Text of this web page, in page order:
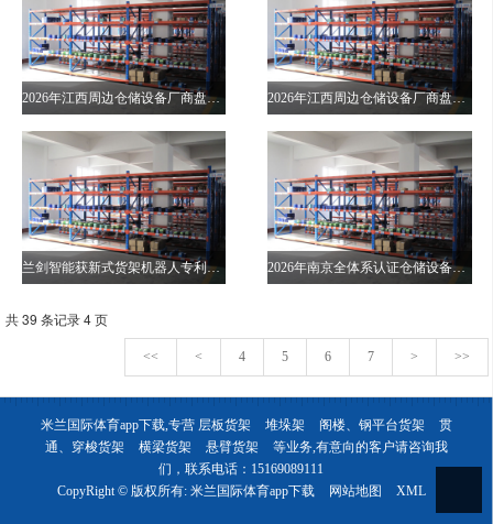
2026年江西周边仓储设备厂商盘点 冠唯科技值得关注 2026年江西周边仓储设备厂商盘点 冠唯科技值得关注
兰剑智能获新式货架机器人专利授权 2026年南京全体系认证仓储设备厂家梳理
共 39 条记录 4 页
<< < 4 5 6 7 > >>
米兰国际体育app下载,专营 层板货架 堆垛架 阁楼、钢平台货架
贯
通、穿梭货架
横梁货架 悬臂货架
等业务,有意向的客户请咨询我
们，联系电话： 15169089111
CopyRight © 版权所有: 米兰国际体育app下载 网站地图 XML